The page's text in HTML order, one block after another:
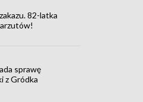
82-latka
sprawę
z Gródka